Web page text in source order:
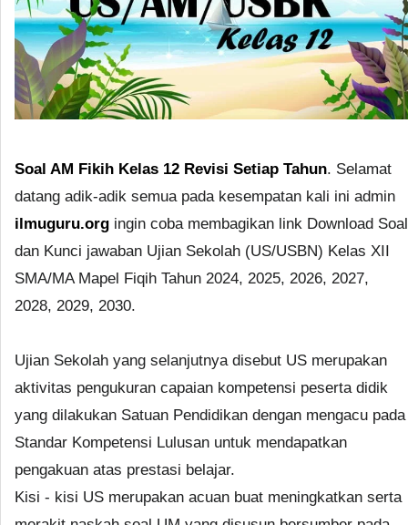
Soal AM Fikih Kelas 12 Revisi Setiap Tahun. Selamat
datang adik-adik semua pada kesempatan kali ini admin
ilmuguru.org ingin coba membagikan link Download Soal
dan Kunci jawaban Ujian Sekolah (US/USBN) Kelas XII
SMA/MA Mapel Fiqih Tahun 2024, 2025, 2026, 2027,
2028, 2029, 2030.
Ujian Sekolah yang selanjutnya disebut US merupakan
aktivitas pengukuran capaian kompetensi peserta didik
yang dilakukan Satuan Pendidikan dengan mengacu pada
Standar Kompetensi Lulusan untuk mendapatkan
pengakuan atas prestasi belajar.
Kisi - kisi US merupakan acuan buat meningkatkan serta